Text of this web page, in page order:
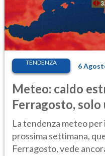
TENDENZA 6
Meteo: caldo
Ferragosto, solo
Ecco dove
La tendenza meteo
prossima settimana,
Ferragosto, vede